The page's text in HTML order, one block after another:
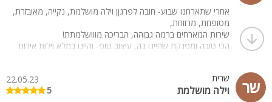
אחרי שתארחנו שבוע- חובה לפרגןן וילה מושלמת, נקייה, מאובזרת,
מטופחת, מרווחת,
שירות המארחים ברמה גבוהה, הבריכה מווושלמתת!
הכי טובה ומפנקת שהיינו בה, עיצוב טופ- והיינו במלא וילות אירוח
בקיצור, ממליצים מכל הלב
שר שרית
וילה מושלמת
22.05.23
5